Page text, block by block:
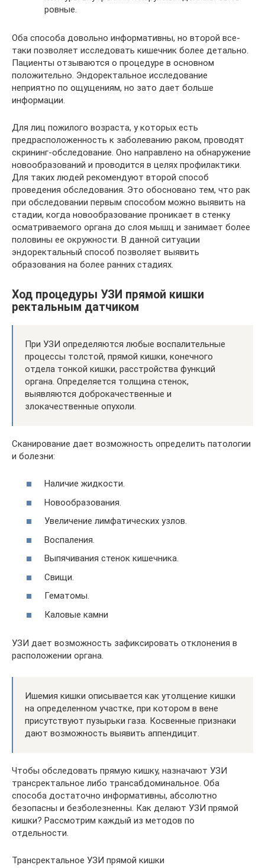
ровные.
Оба способа довольно информативны, но второй все-
таки позволяет исследовать кишечник более детально.
Пациенты отзываются о процедуре в основном
положительно. Эндоректальное исследование
неприятно по ощущениям, но зато дает больше
информации.
Для лиц пожилого возраста, у которых есть
предрасположенность к заболеванию раком, проводят
скрининг-обследование. Оно направлено на обнаружение
новообразований и проводится в целях профилактики.
Для таких людей рекомендуют второй способ
проведения обследования. Это обосновано тем, что рак
при обследовании первым способом можно выявить на
стадии, когда новообразование проникает в стенку
осматриваемого органа до слоя мышц и занимает более
половины ее окружности. В данной ситуации
эндоректальный способ позволяет выявить
образования на более ранних стадиях.
Ход процедуры УЗИ прямой кишки
ректальным датчиком
При УЗИ определяются любые воспалительные
процессы толстой, прямой кишки, конечного
отдела тонкой кишки, расстройства функций
органа. Определяется толщина стенок,
выявляются доброкачественные и
злокачественные опухоли.
Сканирование дает возможность определить патологии
и болезни:
Наличие жидкости.
Новообразования.
Увеличение лимфатических узлов.
Воспаления.
Выпячивания стенок кишечника.
Свищи.
Гематомы.
Каловые камни
УЗИ дает возможность зафиксировать отклонения в
расположении органа.
Ишемия кишки описывается как утолщение кишки
на определенном участке, при котором в вене
присутствуют пузырьки газа. Косвенные признаки
дают возможность выявить аппендицит.
Чтобы обследовать прямую кишку, назначают УЗИ
трансректальное либо трансабдоминальное. Оба
способа достаточно информативны, абсолютно
безопасны и безболезненны. Как делают УЗИ прямой
кишки? Рассмотрим каждый из методов по
отдельности.
Трансректальное УЗИ прямой кишки